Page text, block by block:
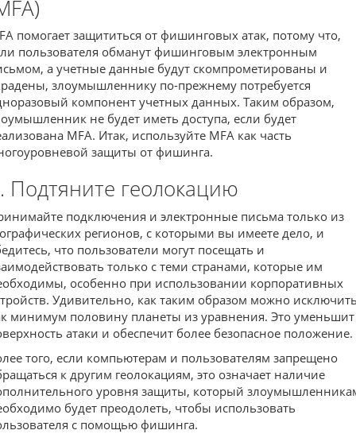
помогает защититься от фишинговых атак, потому что,
пользователя обманут фишинговым электронным
а учетные данные будут скомпрометированы и
злоумышленнику по-прежнему потребуется
компонент учетных данных. Таким образом,
не будет иметь доступа, если будет
MFA. Итак, используйте MFA как часть
защиты от фишинга.
Подтяните геолокацию
подключения и электронные письма только из
регионов, с которыми вы имеете дело, и
что пользователи могут посещать и
только с теми странами, которые им
особенно при использовании корпоративных
Удивительно, как таким образом можно
минимум половину планеты из уравнения. Это уменьшит
атаки и обеспечит более безопасное положение.
того, если компьютерам и пользователям запрещено
к другим геолокациям, это означает наличие
уровня защиты, который
будет преодолеть, чтобы использовать
с помощью фишинга.